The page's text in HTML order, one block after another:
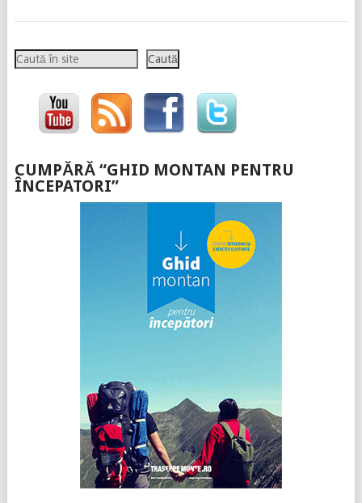
Caută Caută
CUMPĂRĂ “GHID MONTAN PENTRU
ÎNCEPATORI”